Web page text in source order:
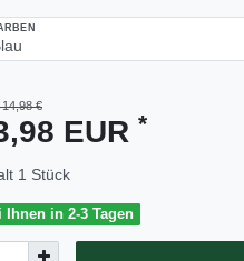
14,98 €
EUR *
1 Stück
Ihnen in 2-3 Tagen